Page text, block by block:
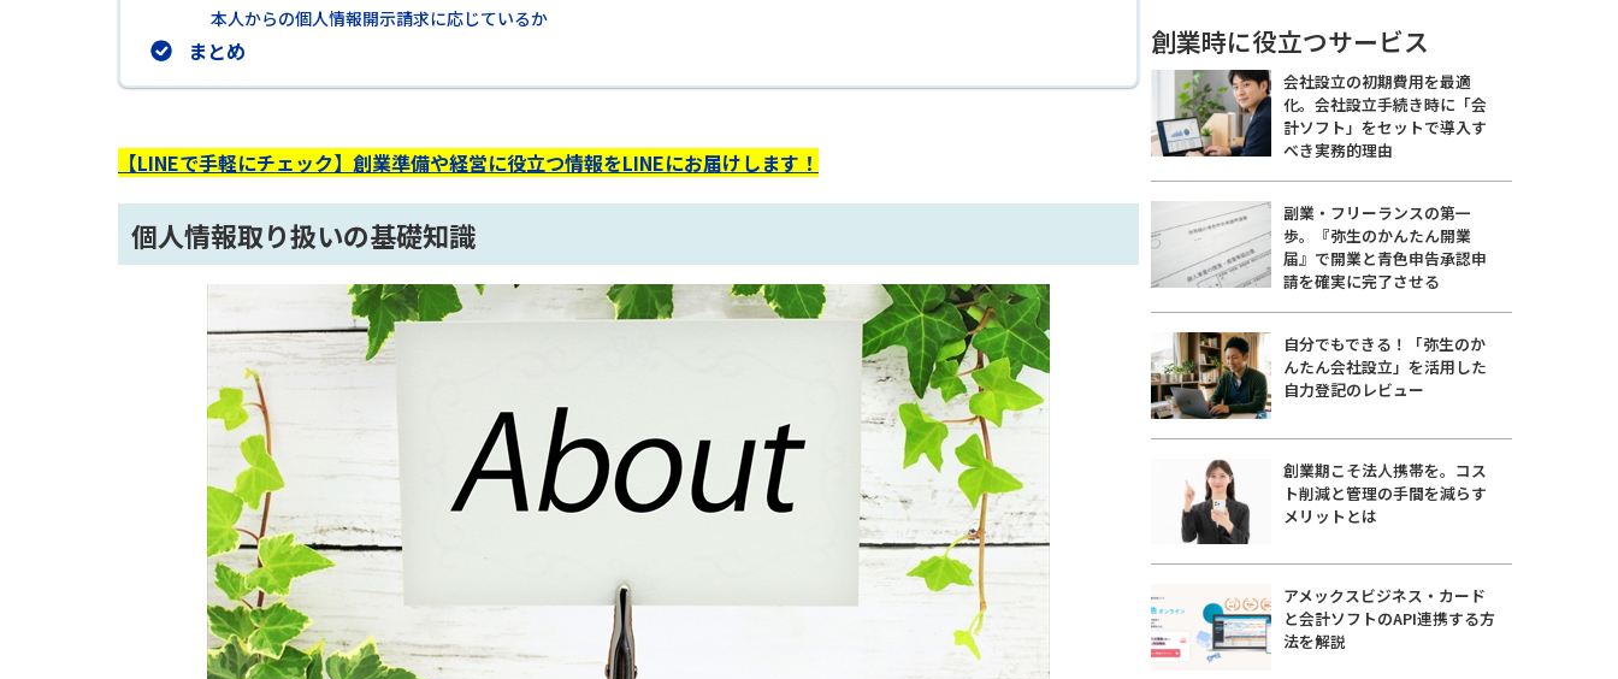
本人からの個人情報開示請求に応じているか
まとめ
【LINEで手軽にチェック】創業準備や経営に役立つ情報をLINEにお届けします！
個人情報取り扱いの基礎知識
創業時に役立つサービス
会社設立の初期費用を最適
化。会社設立手続き時に「会
計ソフト」をセットで導入す
べき実務的理由
副業・フリーランスの第一
歩。『弥生のかんたん開業
届』で開業と青色申告承認申
請を確実に完了させる
自分でもできる！「弥生のか
んたん会社設立」を活用した
自力登記のレビュー
創業期こそ法人携帯を。コス
ト削減と管理の手間を減らす
メリットとは
アメックスビジネス・カード
と会計ソフトのAPI連携する方
法を解説